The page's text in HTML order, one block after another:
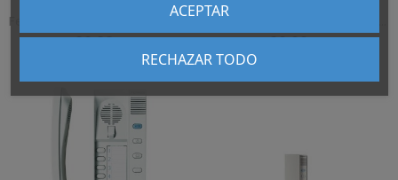
Fermax Soporte Sobremesa Telefono VEO/LOFT 3749
36,83 € 89,66 €
RECHAZAR TODO
ACEPTAR